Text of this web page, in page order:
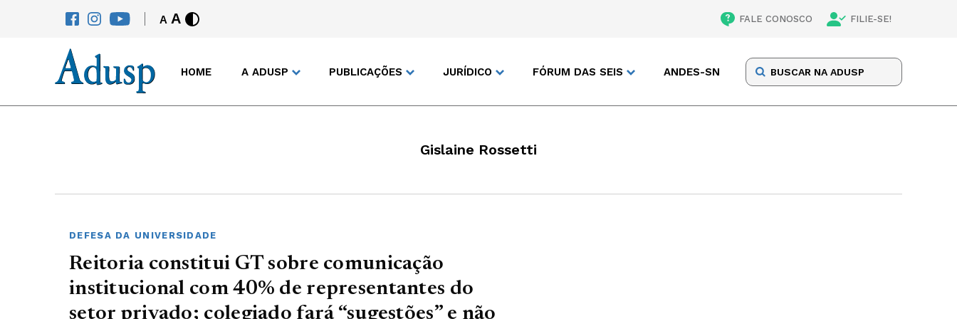
A A FALE CONOSCO FILIE-SE!
HOME A ADUSP PUBLICAÇÕES JURÍDICO FÓRUM DAS SEIS ANDES-SN
Gislaine Rossetti
DEFESA DA UNIVERSIDADE
Reitoria constitui GT sobre comunicação
institucional com 40% de representantes do
setor privado; colegiado fará “sugestões” e não